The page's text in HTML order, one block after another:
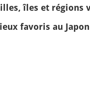
îles et régions
favoris au